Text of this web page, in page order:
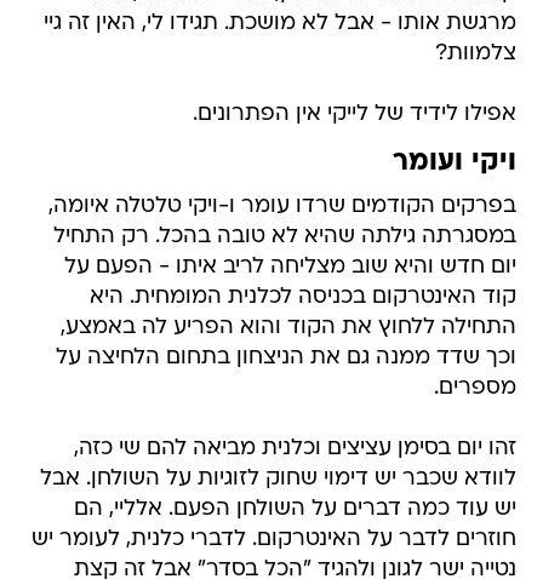
מרגשת אותו - אבל לא מושכת. תגידו לי, האין זה גיי
צלמוות?
אפילו לידיד של לייקי אין הפתרונים.
ויקי ועומר
בפרקים הקודמים שרדו עומר ו-ויקי טלטלה איומה,
במסגרתה גילתה שהיא לא טובה בהכל. רק התחיל
יום חדש והיא שוב מצליחה לריב איתו - הפעם על
קוד האינטרקום בכניסה לכלנית המומחית. היא
התחילה ללחוץ את הקוד והוא הפריע לה באמצע,
וכך שדד ממנה גם את הניצחון בתחום הלחיצה על
מספרים.
זהו יום בסימן עציצים וכלנית מביאה להם שי כזה,
לוודא שכבר יש דימוי שחוק לזוגיות על השולחן. אבל
יש עוד כמה דברים על השולחן הפעם. אלליי, הם
חוזרים לדבר על האינטרקום. לדברי כלנית, לעומר יש
נטייה ישר לגונן ולהגיד "הכל בסדר" אבל זה קצת